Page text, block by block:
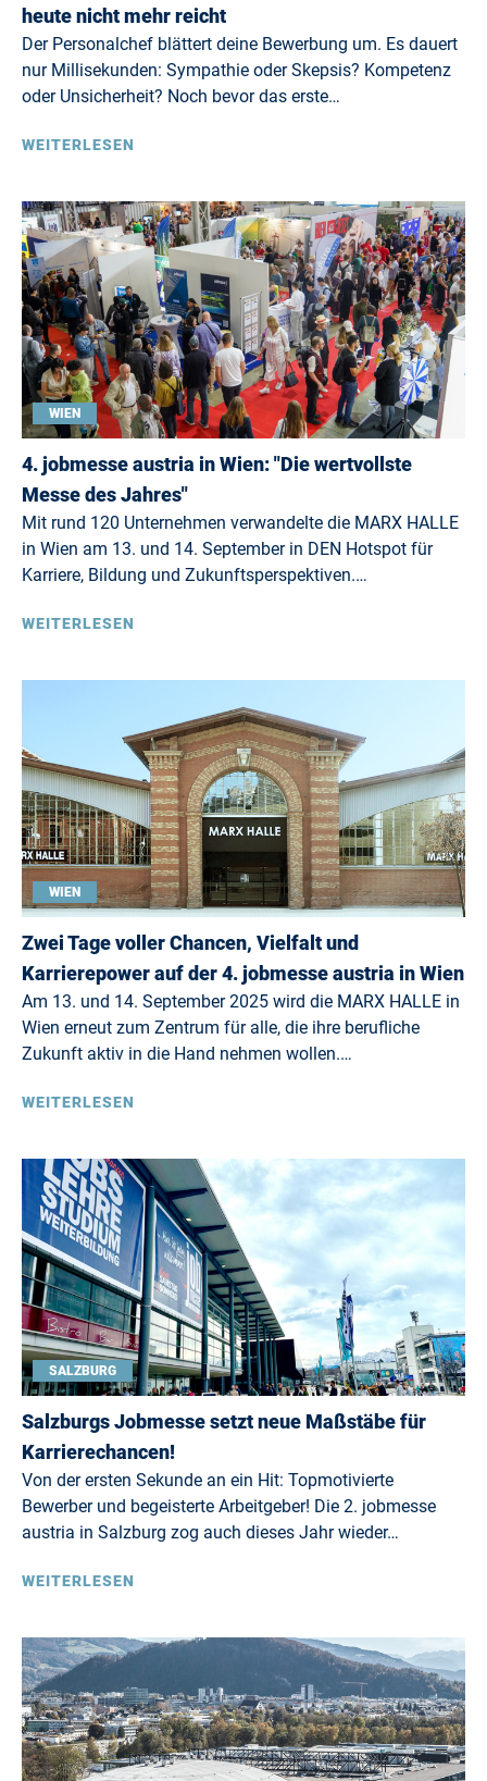
heute nicht mehr reicht
Der Personalchef blättert deine Bewerbung um. Es dauert
nur Millisekunden: Sympathie oder Skepsis? Kompetenz
oder Unsicherheit? Noch bevor das erste…
WEITERLESEN
WIEN
4. jobmesse austria in Wien: "Die wertvollste
Messe des Jahres"
Mit rund 120 Unternehmen verwandelte die MARX HALLE
in Wien am 13. und 14. September in DEN Hotspot für
Karriere, Bildung und Zukunftsperspektiven.…
WEITERLESEN
WIEN
Zwei Tage voller Chancen, Vielfalt und
Karrierepower auf der 4. jobmesse austria in Wien
Am 13. und 14. September 2025 wird die MARX HALLE in
Wien erneut zum Zentrum für alle, die ihre berufliche
Zukunft aktiv in die Hand nehmen wollen.…
WEITERLESEN
SALZBURG
Salzburgs Jobmesse setzt neue Maßstäbe für
Karrierechancen!
Von der ersten Sekunde an ein Hit: Topmotivierte
Bewerber und begeisterte Arbeitgeber! Die 2. jobmesse
austria in Salzburg zog auch dieses Jahr wieder…
WEITERLESEN